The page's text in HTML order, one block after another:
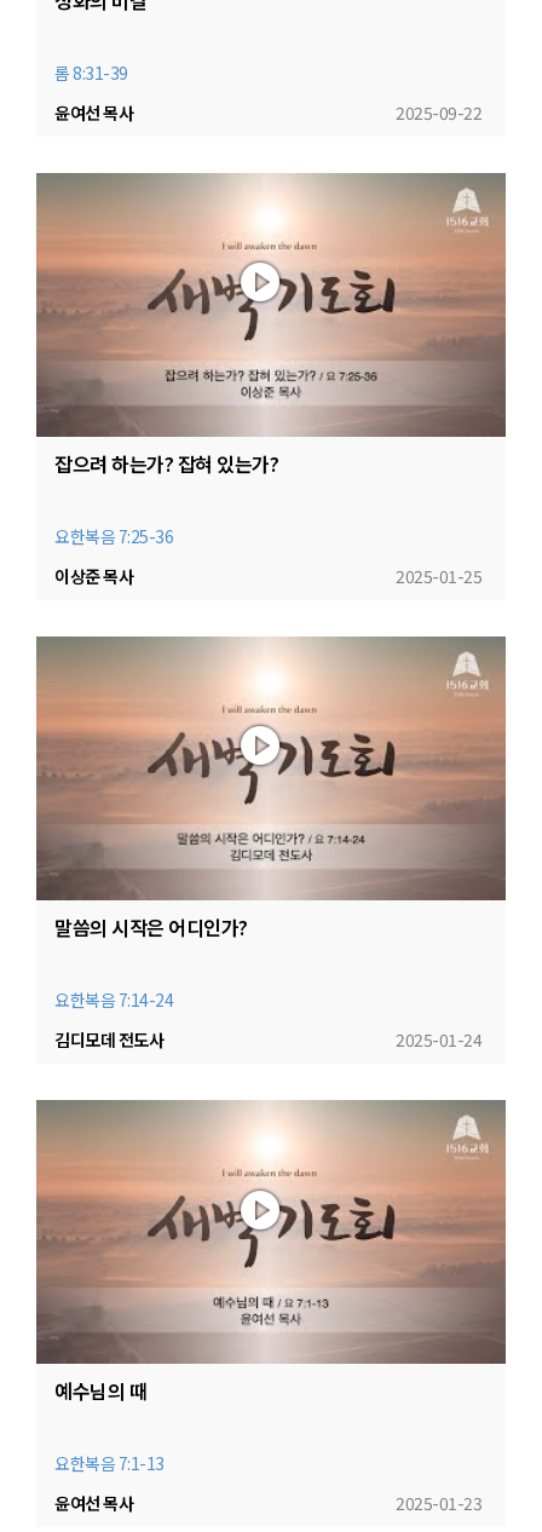
롬 8:31-39
2025-09-22
윤여선 목사
잡으려 하는가? 잡혀 있는가?
요한복음 7:25-36
2025-01-25
이상준 목사
말씀의 시작은 어디인가?
요한복음 7:14-24
2025-01-24
김디모데 전도사
예수님의 때
요한복음 7:1-13
2025-01-23
윤여선 목사